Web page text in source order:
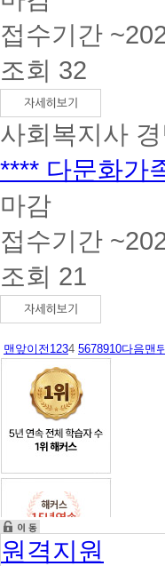
접수기간
조회 32
사회복지사
**** 다문화가
마감
접수기간
조회 21
맨앞이전 1 234 5678910다음맨뒤
원격지원